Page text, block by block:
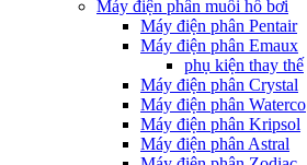
Máy điện phân muối hồ bơi
Máy điện phân Pentair
Máy điện phân Emaux
phụ kiện thay thế
Máy điện phân Crystal
Máy điện phân Waterco
Máy điện phân Kripsol
Máy điện phân Astral